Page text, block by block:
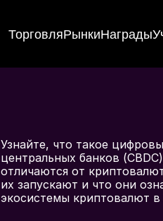
ТорговляРынкиНаграды
Узнайте, что такое
центральных банков
отличаются от
их запускают и что они
экосистемы криптовалют в